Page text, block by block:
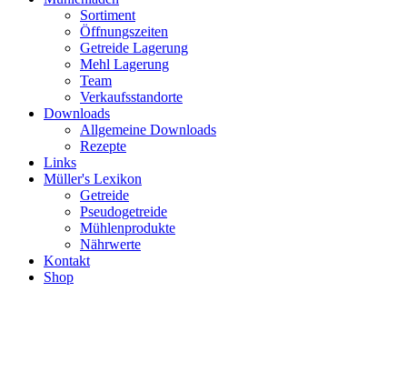
Sortiment
Öffnungszeiten
Getreide Lagerung
Mehl Lagerung
Team
Verkaufsstandorte
Downloads
Allgemeine Downloads
Rezepte
Links
Müller's Lexikon
Getreide
Pseudogetreide
Mühlenprodukte
Nährwerte
Kontakt
Shop